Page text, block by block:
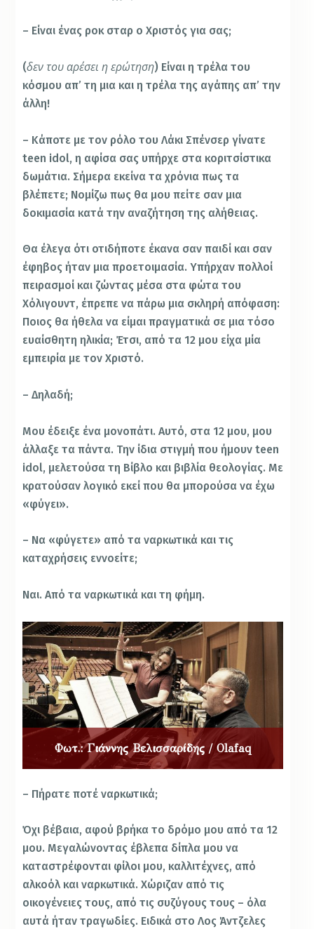
– Είναι ένας ροκ σταρ ο Χριστός για σας;
(δεν του αρέσει η ερώτηση) Είναι η τρέλα του
κόσμου απ’ τη μια και η τρέλα της αγάπης απ’ την
άλλη!
– Κάποτε με τον ρόλο του Λάκι Σπένσερ γίνατε
teen idol, η αφίσα σας υπήρχε στα κοριτσίστικα
δωμάτια. Σήμερα εκείνα τα χρόνια πως τα
βλέπετε; Νομίζω πως θα μου πείτε σαν μια
δοκιμασία κατά την αναζήτηση της αλήθειας.
Θα έλεγα ότι οτιδήποτε έκανα σαν παιδί και σαν
έφηβος ήταν μια προετοιμασία. Υπήρχαν πολλοί
πειρασμοί και ζώντας μέσα στα φώτα του
Χόλιγουντ, έπρεπε να πάρω μια σκληρή απόφαση:
Ποιος θα ήθελα να είμαι πραγματικά σε μια τόσο
ευαίσθητη ηλικία; Έτσι, από τα 12 μου είχα μία
εμπειρία με τον Χριστό.
– Δηλαδή;
Μου έδειξε ένα μονοπάτι. Αυτό, στα 12 μου, μου
άλλαξε τα πάντα. Την ίδια στιγμή που ήμουν teen
idol, μελετούσα τη Βίβλο και βιβλία θεολογίας. Με
κρατούσαν λογικό εκεί που θα μπορούσα να έχω
«φύγει».
– Να «φύγετε» από τα ναρκωτικά και τις
καταχρήσεις εννοείτε;
Ναι. Από τα ναρκωτικά και τη φήμη.
Φωτ.: Γιάννης Βελισσαρίδης / Olafaq
– Πήρατε ποτέ ναρκωτικά;
Όχι βέβαια, αφού βρήκα το δρόμο μου από τα 12
μου. Μεγαλώνοντας έβλεπα δίπλα μου να
καταστρέφονται φίλοι μου, καλλιτέχνες, από
αλκοόλ και ναρκωτικά. Χώριζαν από τις
οικογένειες τους, από τις συζύγους τους – όλα
αυτά ήταν τραγωδίες. Ειδικά στο Λος Άντζελες